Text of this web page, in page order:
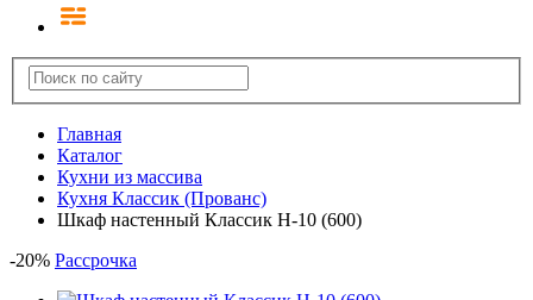
Главная
Каталог
Кухни из массива
Кухня Классик (Прованс)
Шкаф настенный Классик Н-10 (600)
-20% Рассрочка